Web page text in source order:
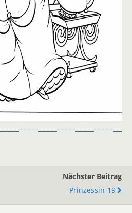
Nächster Beitrag
Prinzessin-19